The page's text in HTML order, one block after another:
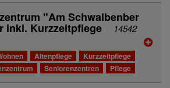
"Am Schwalbenber
inkl. Kurzzeitpflege
14542
Altenpflege
Kurzzeitpflege
Seniorenzentren Pflege